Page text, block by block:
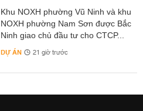
Khu NOXH phường Vũ Ninh và khu
NOXH phường Nam Sơn được Bắc
Ninh giao chủ đầu tư cho CTCP...
DỰ ÁN 21 giờ trước